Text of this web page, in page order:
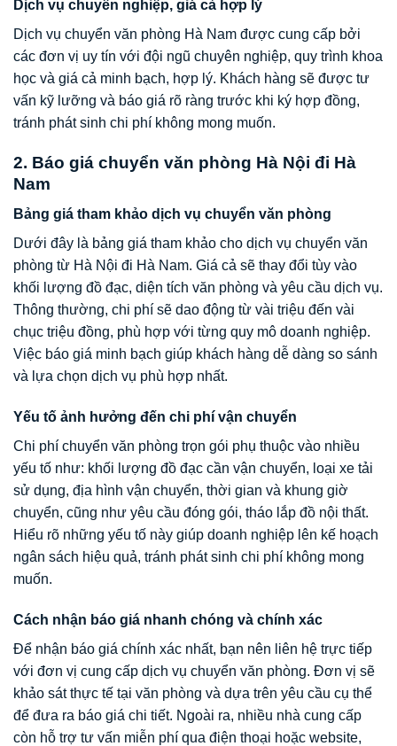
Dịch vụ chuyên nghiệp, giá cả hợp lý
Dịch vụ chuyển văn phòng Hà Nam được cung cấp bởi
các đơn vị uy tín với đội ngũ chuyên nghiệp, quy trình khoa
học và giá cả minh bạch, hợp lý. Khách hàng sẽ được tư
vấn kỹ lưỡng và báo giá rõ ràng trước khi ký hợp đồng,
tránh phát sinh chi phí không mong muốn.
2. Báo giá chuyển văn phòng Hà Nội đi Hà
Nam
Bảng giá tham khảo dịch vụ chuyển văn phòng
Dưới đây là bảng giá tham khảo cho dịch vụ chuyển văn
phòng từ Hà Nội đi Hà Nam. Giá cả sẽ thay đổi tùy vào
khối lượng đồ đạc, diện tích văn phòng và yêu cầu dịch vụ.
Thông thường, chi phí sẽ dao động từ vài triệu đến vài
chục triệu đồng, phù hợp với từng quy mô doanh nghiệp.
Việc báo giá minh bạch giúp khách hàng dễ dàng so sánh
và lựa chọn dịch vụ phù hợp nhất.
Yếu tố ảnh hưởng đến chi phí vận chuyển
Chi phí chuyển văn phòng trọn gói phụ thuộc vào nhiều
yếu tố như: khối lượng đồ đạc cần vận chuyển, loại xe tải
sử dụng, địa hình vận chuyển, thời gian và khung giờ
chuyển, cũng như yêu cầu đóng gói, tháo lắp đồ nội thất.
Hiểu rõ những yếu tố này giúp doanh nghiệp lên kế hoạch
ngân sách hiệu quả, tránh phát sinh chi phí không mong
muốn.
Cách nhận báo giá nhanh chóng và chính xác
Để nhận báo giá chính xác nhất, bạn nên liên hệ trực tiếp
với đơn vị cung cấp dịch vụ chuyển văn phòng. Đơn vị sẽ
khảo sát thực tế tại văn phòng và dựa trên yêu cầu cụ thể
để đưa ra báo giá chi tiết. Ngoài ra, nhiều nhà cung cấp
còn hỗ trợ tư vấn miễn phí qua điện thoại hoặc website,